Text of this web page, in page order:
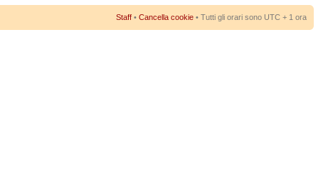
Staff • Cancella cookie • Tutti gli orari sono UTC + 1 ora